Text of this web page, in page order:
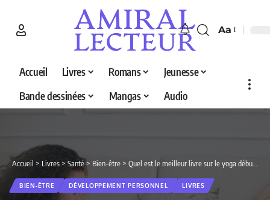
Aa
Accueil Livres Romans
Jeunesse
Bande dessinées
Mangas Audio
Accueil > Livres> Santé> Bien-être > Quel est le meilleur livre sur le yoga débutant en 2026 ? Découvrez nos 5 sélections
BIEN-ÊTRE DÉVELOPPEMENT PERSONNEL LIVRES